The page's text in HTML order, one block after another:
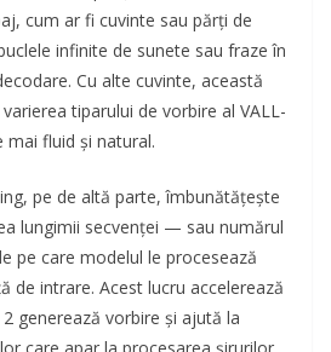
cum ar fi cuvinte sau părți de
infinite de sunete sau fraze în
Cu alte cuvinte, această
tiparului de vorbire al VALL-
mai fluid și natural.
pe de altă parte, îmbunătățește
lungimii secvenței — sau numărul
pe care modelul le procesează
de intrare. Acest lucru accelerează
generează vorbire și ajută la